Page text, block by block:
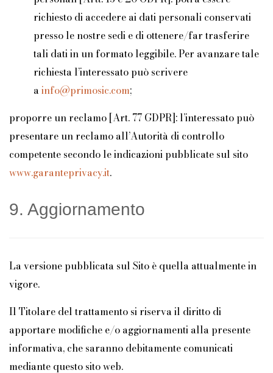
richiesto di accedere ai dati personali conservati
presso le nostre sedi e di ottenere/far trasferire
tali dati in un formato leggibile. Per avanzare tale
richiesta l’interessato può scrivere
ainfo@primosic.com;
proporre un reclamo [Art. 77 GDPR]: l’interessato può
presentare un reclamo all’Autorità di controllo
competente secondo le indicazioni pubblicate sul sito
www.garanteprivacy.it.
9. Aggiornamento
La versione pubblicata sul Sito è quella attualmente in
vigore.
Il Titolare del trattamento si riserva il diritto di
apportare modifiche e/o aggiornamenti alla presente
informativa, che saranno debitamente comunicati
mediante questo sito web.